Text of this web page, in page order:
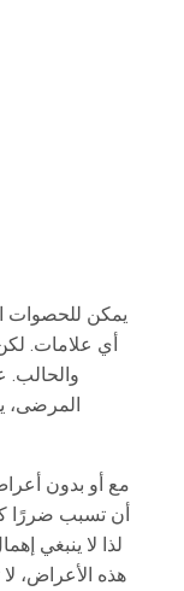
يمكن للحصوات
أي علامات.
المرضى،
مع أو بدون
أن تسبب ضررًا
لذا لا ينبغي
هذه الأعراض،